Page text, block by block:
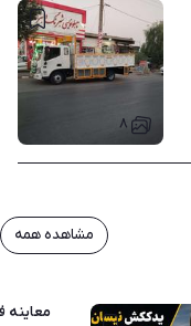
۸
مشاهده همه
معاینه